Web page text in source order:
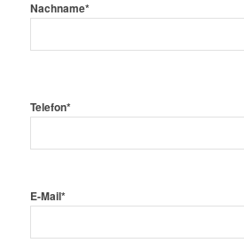
Nachname*
Telefon*
E-Mail*